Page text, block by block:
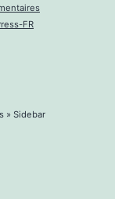
FR
» Sidebar